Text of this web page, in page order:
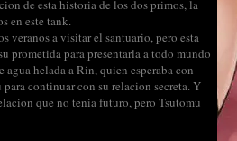
de esta historia de los dos primos, la
en este tank.
veranos a visitar el santuario, pero esta
prometida para presentarla a todo mundo
agua helada a Rin, quien esperaba con
continuar con su relacion secreta. Y
que no tenia futuro, pero Tsutomu